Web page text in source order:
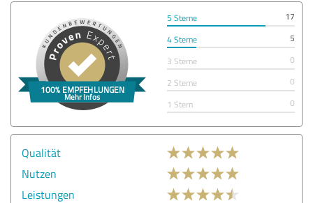
5 Sterne
17
4 Sterne
5
3 Sterne
0
2 Sterne
0
1 Stern
0
Qualität
Nutzen
Leistungen